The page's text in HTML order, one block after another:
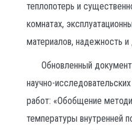
теплопотерь и
комнатах,
материалов, надежность и
Обновленный
научно-
работ: «Обобщение
температуры внутренней